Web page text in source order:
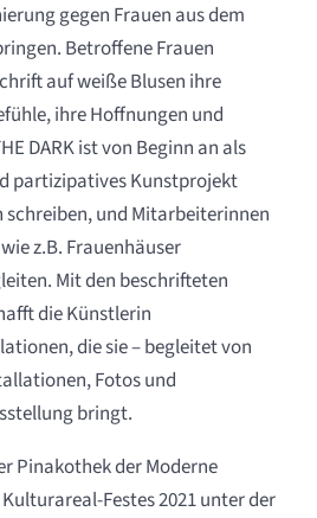
gegen Frauen aus dem
Betroffene Frauen
auf weiße Blusen ihre
ihre Hoffnungen und
DARK ist von Beginn an als
partizipatives Kunstprojekt
schreiben, und Mitarbeiterinnen
z.B. Frauenhäuser
Mit den beschrifteten
die Künstlerin
die sie – begleitet von
Fotos und
bringt.
Pinakothek der Moderne
Festes 2021 unter der